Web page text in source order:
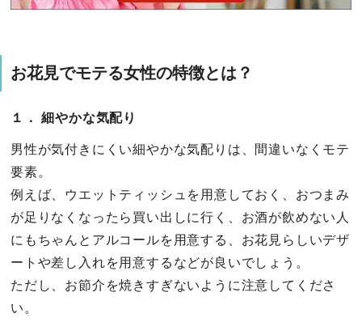
お花見でモテる女性の特徴とは？
１． 細やかな気配り
男性が気付きにくい細やかな気配りは、間違いなくモテ
要素。
例えば、ウエットティッシュを用意しておく、おつまみ
が足りなくなったら買い出しに行く、お酒が飲めない人
にもちゃんとアルコールを用意する、お花見らしいデザ
ートや差し入れを用意するなどが良いでしょう。
ただし、お節介を焼きすぎないように注意してくださ
い。